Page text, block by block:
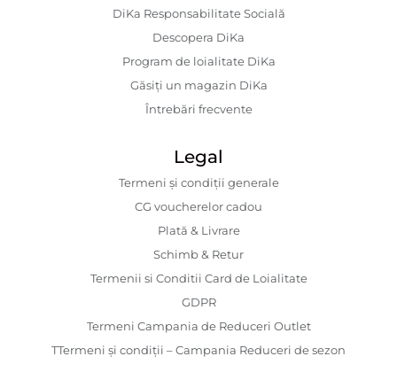
DiKa Responsabilitate Socială
Descopera DiKa
Program de loialitate DiKa
Găsiți un magazin DiKa
Întrebări frecvente
Legal
Termeni și condiții generale
CG voucherelor cadou
Plată & Livrare
Schimb & Retur
Termenii si Conditii Card de Loialitate
GDPR
Termeni Campania de Reduceri Outlet
TTermeni și condiții – Campania Reduceri de sezon